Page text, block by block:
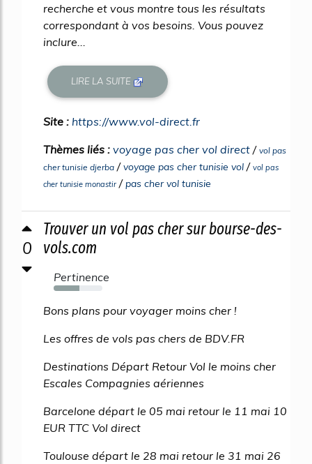
recherche et vous montre tous les résultats
correspondant à vos besoins. Vous pouvez
inclure...
LIRE LA SUITE
Site : https://www.vol-direct.fr
Thèmes liés : voyage pas cher vol direct / vol pas
cher tunisie djerba /voyage pas cher tunisie vol / vol pas
cher tunisie monastir /pas cher vol tunisie
0
Trouver un vol pas cher sur bourse-des-
vols.com
Pertinence
53%
Bons plans pour voyager moins cher !
Les offres de vols pas chers de BDV.FR
Destinations Départ Retour Vol le moins cher
Escales Compagnies aériennes
Barcelone départ le 05 mai retour le 11 mai 10
EUR TTC Vol direct
Toulouse départ le 28 mai retour le 31 mai 26